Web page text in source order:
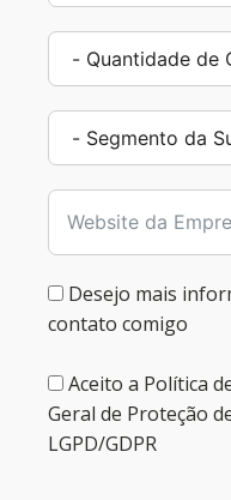
Desejo mais
contato comigo
Aceito a Política
Geral de Proteção
LGPD/GDPR